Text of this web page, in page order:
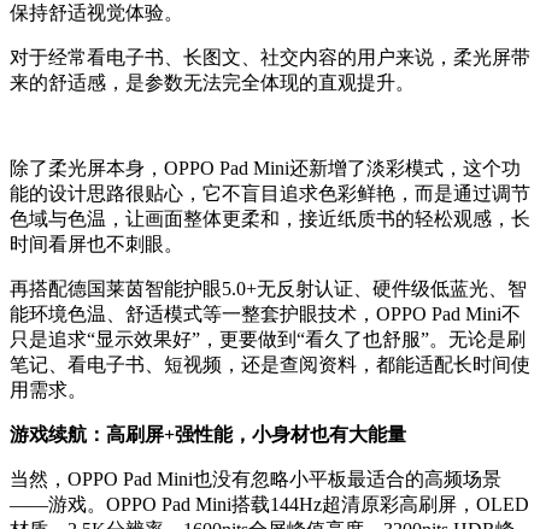
保持舒适视觉体验。
对于经常看电子书、长图文、社交内容的用户来说，柔光屏带
来的舒适感，是参数无法完全体现的直观提升。
除了柔光屏本身，OPPO Pad Mini还新增了淡彩模式，这个功
能的设计思路很贴心，它不盲目追求色彩鲜艳，而是通过调节
色域与色温，让画面整体更柔和，接近纸质书的轻松观感，长
时间看屏也不刺眼。
再搭配德国莱茵智能护眼5.0+无反射认证、硬件级低蓝光、智
能环境色温、舒适模式等一整套护眼技术，OPPO Pad Mini不
只是追求“显示效果好”，更要做到“看久了也舒服”。无论是刷
笔记、看电子书、短视频，还是查阅资料，都能适配长时间使
用需求。
游戏续航：高刷屏+强性能，小身材也有大能量
当然，OPPO Pad Mini也没有忽略小平板最适合的高频场景
——游戏。OPPO Pad Mini搭载144Hz超清原彩高刷屏，OLED